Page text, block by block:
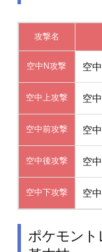
攻撃名
空中N攻撃 空
空中上攻撃 空
空中前攻撃 空
空中後攻撃 空
空中下攻撃 空
ポケモン